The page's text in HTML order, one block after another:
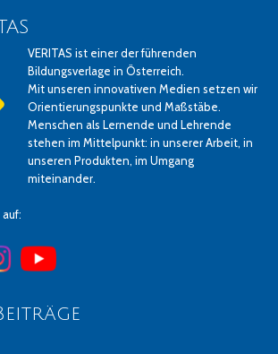
VERITAS ist einer der führenden
Bildungsverlage in Österreich.
Mit unseren innovativen Medien setzen wir
Orientierungspunkte und Maßstäbe.
Menschen als Lernende und Lehrende
stehen im Mittelpunkt: in unserer Arbeit, in
unseren Produkten, im Umgang
miteinander.